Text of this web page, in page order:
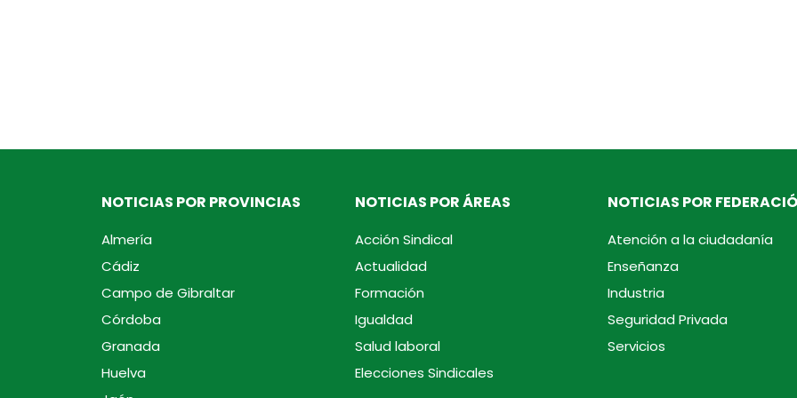
NOTICIAS POR PROVINCIAS
Almería
Cádiz
Campo de Gibraltar
Córdoba
Granada
Huelva
NOTICIAS POR ÁREAS
Acción Sindical
Actualidad
Formación
Igualdad
Salud laboral
Elecciones Sindicales
NOTICIAS POR
Atención a la ciudadanía
Enseñanza
Industria
Seguridad Privada
Servicios